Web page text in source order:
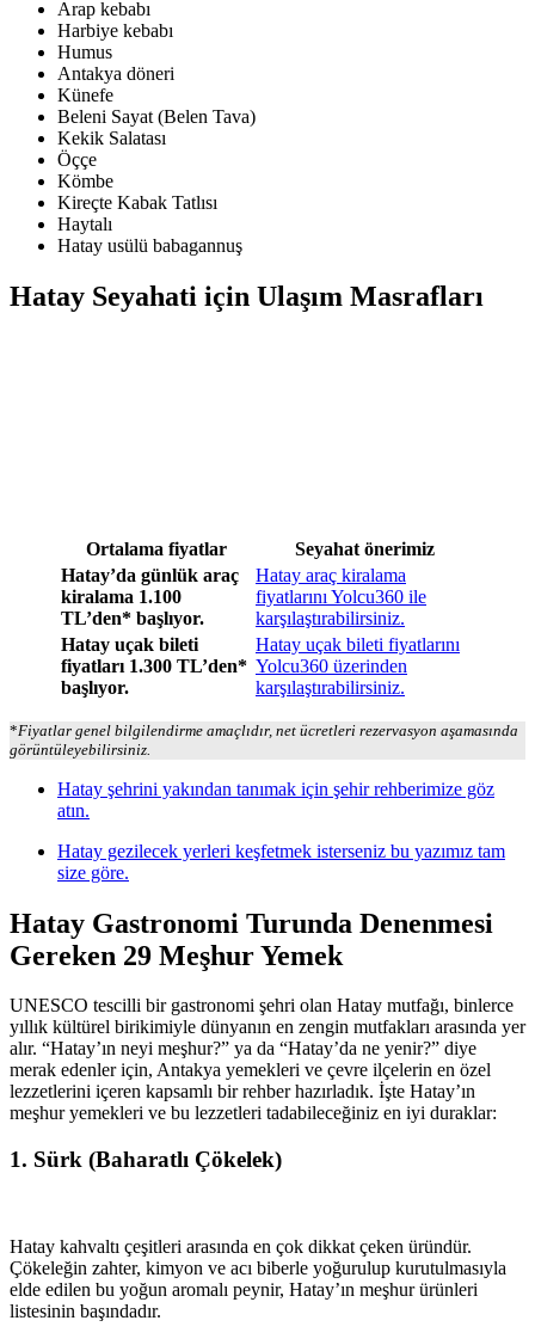
Arap kebabı
Harbiye kebabı
Humus
Antakya döneri
Künefe
Beleni Sayat (Belen Tava)
Kekik Salatası
Öççe
Kömbe
Kireçte Kabak Tatlısı
Haytalı
Hatay usülü babagannuş
Hatay Seyahati için Ulaşım Masrafları
Ortalama fiyatlar
Seyahat önerimiz
Hatay’da günlük araç
kiralama 1.100
TL’den* başlıyor.
Hatay araç kiralama
fiyatlarını Yolcu360 ile
karşılaştırabilirsiniz.
Hatay uçak bileti
fiyatları 1.300 TL’den*
başlıyor.
Hatay uçak bileti fiyatlarını
Yolcu360 üzerinden
karşılaştırabilirsiniz.
*Fiyatlar genel bilgilendirme amaçlıdır, net ücretleri rezervasyon aşamasında
görüntüleyebilirsiniz.
Hatay şehrini yakından tanımak için şehir rehberimize göz
atın.
Hatay gezilecek yerleri keşfetmek isterseniz bu yazımız tam
size göre.
Hatay Gastronomi Turunda Denenmesi
Gereken 29 Meşhur Yemek
UNESCO tescilli bir gastronomi şehri olan Hatay mutfağı, binlerce
yıllık kültürel birikimiyle dünyanın en zengin mutfakları arasında yer
alır. “Hatay’ın neyi meşhur?” ya da “Hatay’da ne yenir?” diye
merak edenler için, Antakya yemekleri ve çevre ilçelerin en özel
lezzetlerini içeren kapsamlı bir rehber hazırladık. İşte Hatay’ın
meşhur yemekleri ve bu lezzetleri tadabileceğiniz en iyi duraklar:
1. Sürk (Baharatlı Çökelek)
Hatay kahvaltı çeşitleri arasında en çok dikkat çeken üründür.
Çökeleğin zahter, kimyon ve acı biberle yoğurulup kurutulmasıyla
elde edilen bu yoğun aromalı peynir, Hatay’ın meşhur ürünleri
listesinin başındadır.